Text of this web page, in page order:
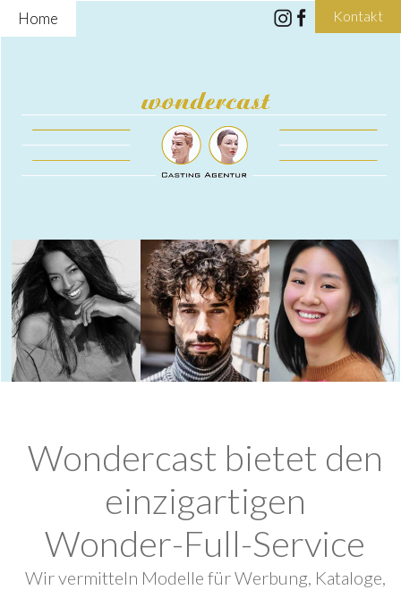
Home Kontakt
Wondercast bietet den
einzigartigen
Wonder-Full-Service
Wir vermitteln Modelle für Werbung, Kataloge,